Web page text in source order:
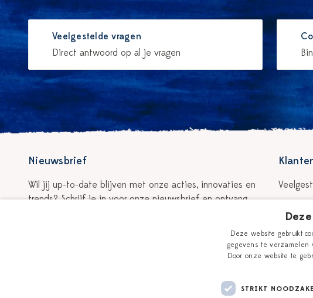
Veelgestelde vragen
Direct antwoord op al je vragen
Nieuwsbrief
Wil jij up-to-date blijven met onze acties, innovaties en
trends? Schrijf je in voor onze nieuwsbrief en ontvang
Retour
Betalen
Contact
Deze website gebruikt
gegevens te verzamelen
Door onze website te
STRIKT